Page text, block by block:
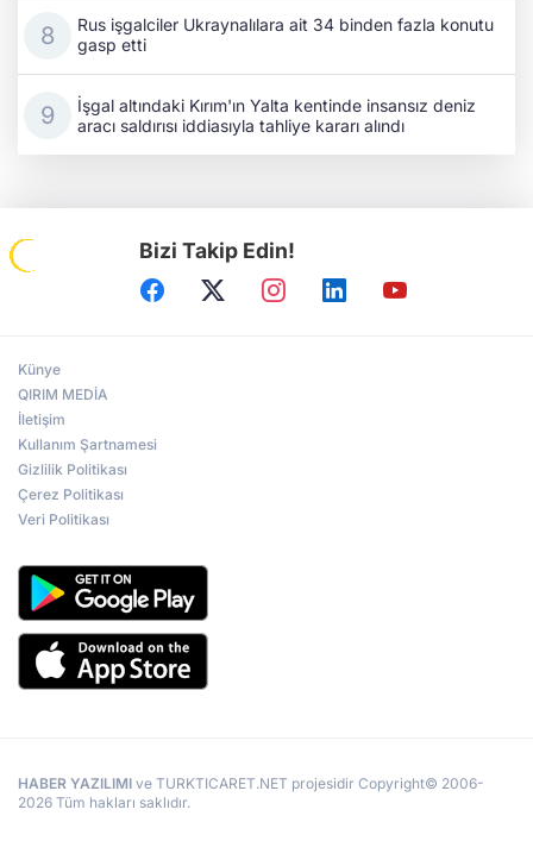
Rus işgalciler Ukraynalılara ait 34 binden fazla konutu
gasp etti
İşgal altındaki Kırım'ın Yalta kentinde insansız deniz
aracı saldırısı iddiasıyla tahliye kararı alındı
Bizi Takip Edin!
Künye
QIRIM MEDİA
İletişim
Kullanım Şartnamesi
Gizlilik Politikası
Çerez Politikası
Veri Politikası
HABER YAZILIMI ve TURKTICARET.NET projesidir Copyright© 2006-
2026 Tüm hakları saklıdır.